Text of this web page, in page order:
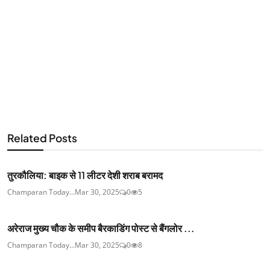
Related Posts
तुरकौलिया: बाइक से 11 लीटर देशी शराब बरामद
Champaran Today...Mar 30, 2025 0 5
अरेराज मुख्य चौक के समीप बैरकाडिंग पोस्ट से बैंगलोर ...
Champaran Today...Mar 30, 2025 0 8